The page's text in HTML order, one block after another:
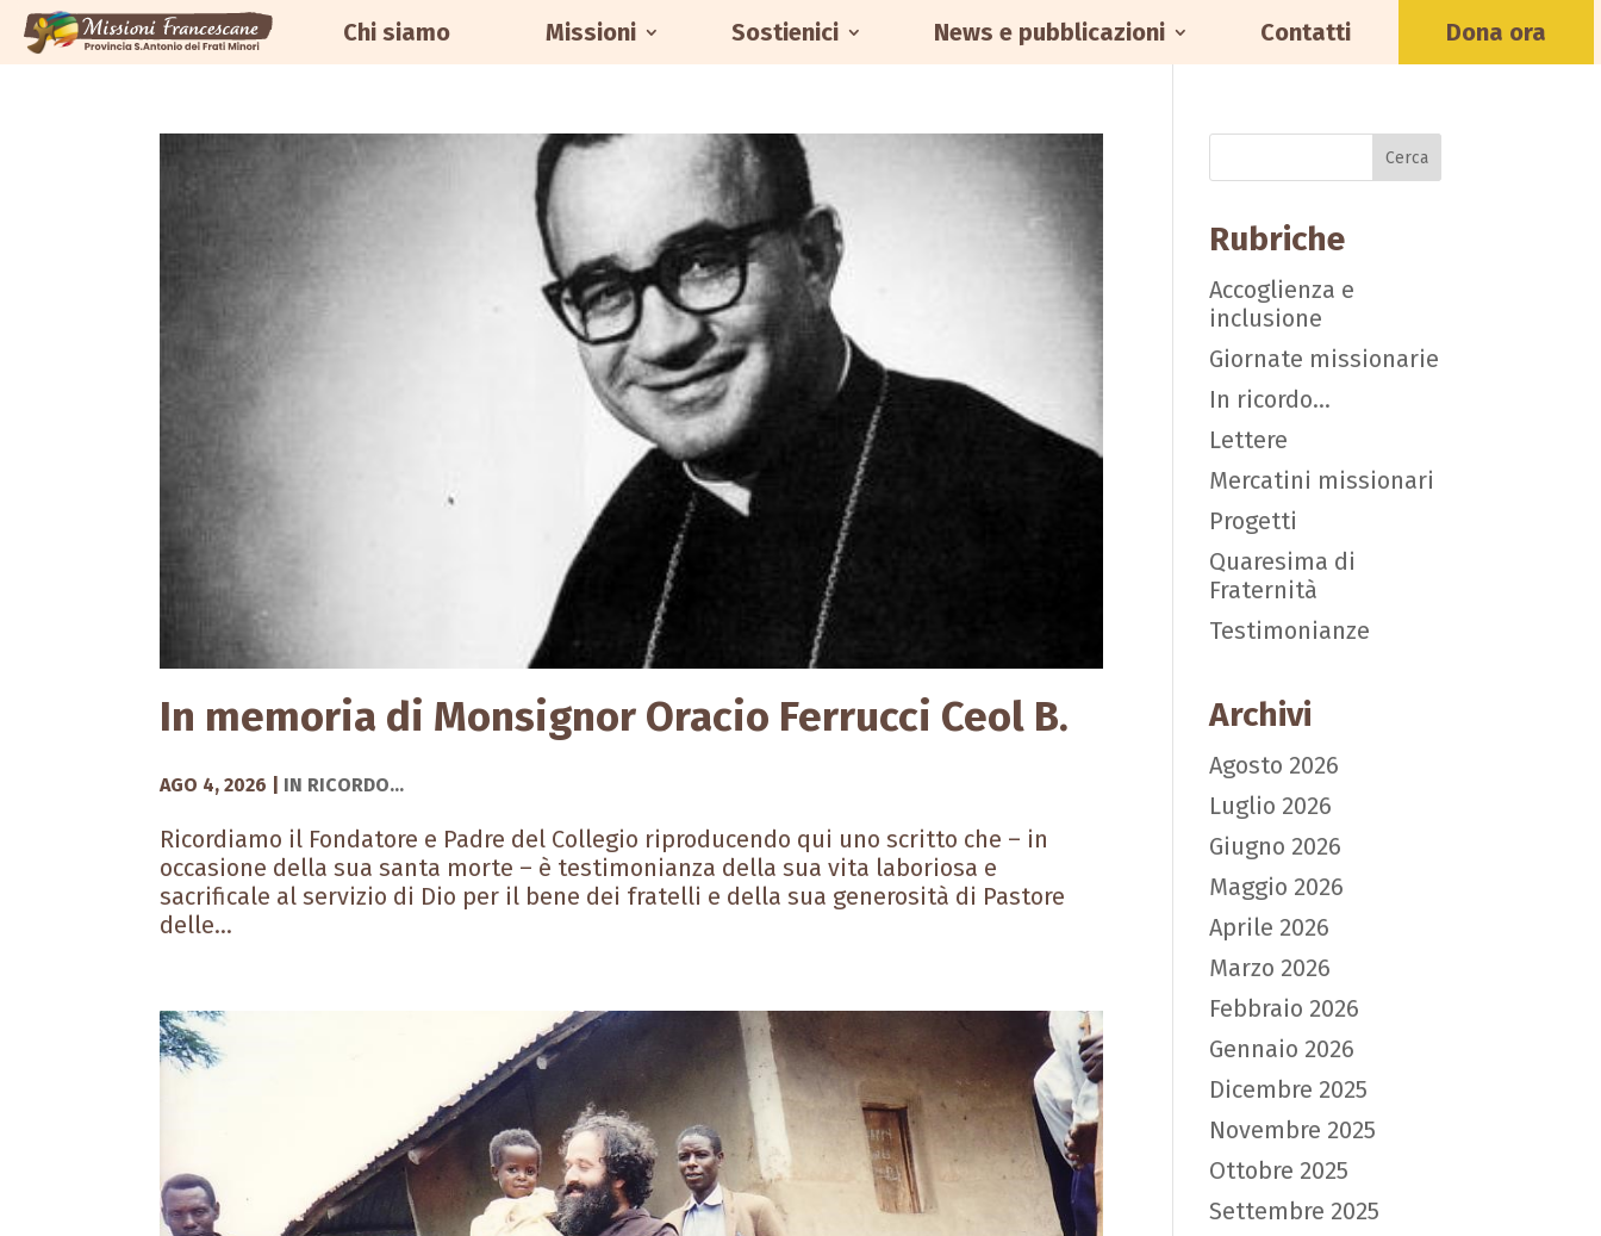
Chi siamo Missioni Sostienici News e pubblicazioni Contatti Dona ora
In memoria di Monsignor Oracio Ferrucci Ceol B.
AGO 4, 2026 IN RICORDO...
Ricordiamo il Fondatore e Padre del Collegio riproducendo qui uno scritto che – in
occasione della sua santa morte – è testimonianza della sua vita laboriosa e
sacrificale al servizio di Dio per il bene dei fratelli e della sua generosità di Pastore
delle...
Rubriche
Accoglienza e
inclusione
Giornate missionarie
In ricordo…
Lettere
Mercatini missionari
Progetti
Quaresima di
Fraternità
Testimonianze
Archivi
Agosto 2026
Luglio 2026
Giugno 2026
Maggio 2026
Aprile 2026
Marzo 2026
Febbraio 2026
Gennaio 2026
Dicembre 2025
Novembre 2025
Ottobre 2025
Settembre 2025